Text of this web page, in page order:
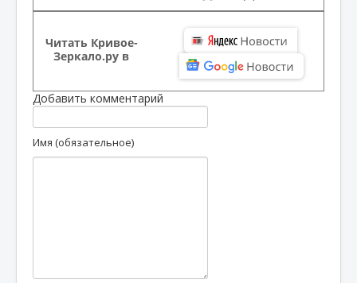
Читать Кривое-
Зеркало.ру в
Добавить комментарий
Имя (обязательное)